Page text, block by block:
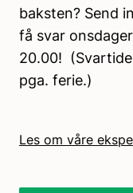
baksten? Send
få svar
20.00!
pga. ferie.)
Les om våre